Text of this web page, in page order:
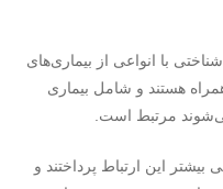
با انواعی از بیماری‌های
هستند و شامل بیماری
مرتبط است.
این ارتباط پرداختند و